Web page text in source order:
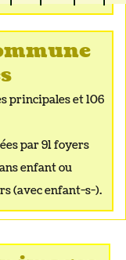
principales et 106
par 91 foyers
enfant ou
(avec enfant-s-).